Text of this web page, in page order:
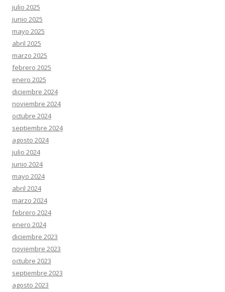
julio 2025
junio 2025
mayo 2025
abril 2025
marzo 2025
febrero 2025
enero 2025
diciembre 2024
noviembre 2024
octubre 2024
septiembre 2024
agosto 2024
julio 2024
junio 2024
mayo 2024
abril 2024
marzo 2024
febrero 2024
enero 2024
diciembre 2023
noviembre 2023
octubre 2023
septiembre 2023
agosto 2023